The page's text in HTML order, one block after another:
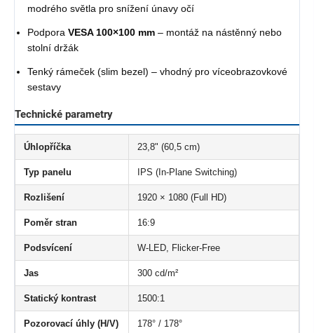
modrého světla pro snížení únavy očí
Podpora VESA 100×100 mm – montáž na nástěnný nebo
stolní držák
Tenký rámeček (slim bezel) – vhodný pro víceobrazovkové
sestavy
Technické parametry
Úhlopříčka 23,8" (60,5 cm)
Typ panelu IPS (In-Plane Switching)
Rozlišení 1920 × 1080 (Full HD)
Poměr stran 16:9
Podsvícení W-LED, Flicker-Free
Jas 300 cd/m²
Statický kontrast 1500:1
Pozorovací úhly (H/V) 178° / 178°